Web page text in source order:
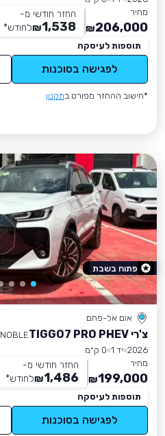
מחיר
206,000
₪
החזר חודשי מ-
1,538
₪לחודש*
תוספות לעיסקה
לפגישה בסוכנות
*חישוב ההחזר מפורט בתקנון
אום אל-פחם
צ'רי TIGGO7 PRO PHEV
NOBLE
2026 יד 1
0 ק״מ
מחיר
199,000
₪
החזר חודשי מ-
1,486
₪לחודש*
תוספות לעיסקה
לפגישה בסוכנות
פתוח בשבת